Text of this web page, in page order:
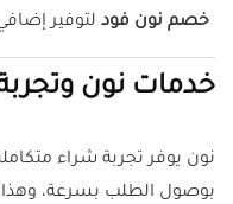
خصم نون فود لتوفير
خدمات نون
نون يوفر تجربة شراء
بوصول الطلب بسرعة، وهذا